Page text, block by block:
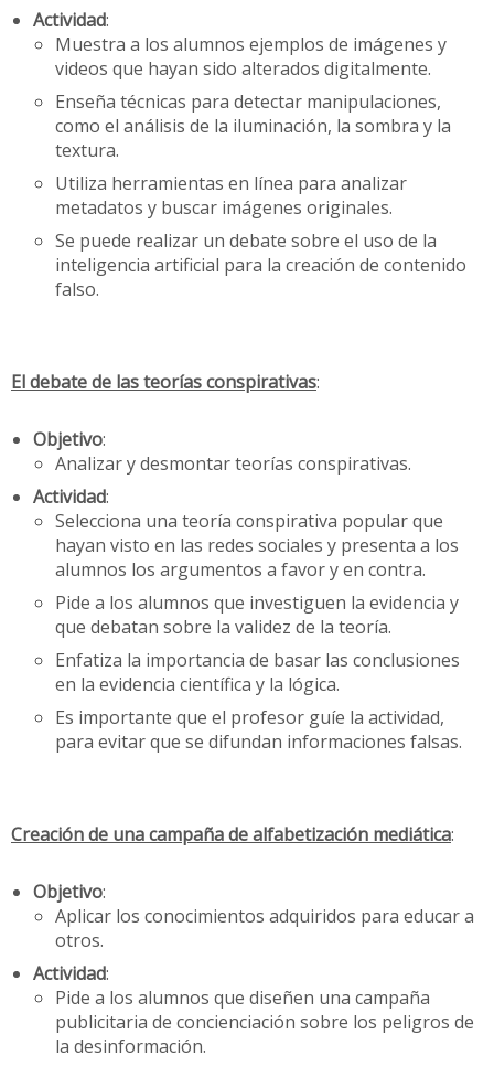
Actividad:
Muestra a los alumnos ejemplos de imágenes y
videos que hayan sido alterados digitalmente.
Enseña técnicas para detectar manipulaciones,
como el análisis de la iluminación, la sombra y la
textura.
Utiliza herramientas en línea para analizar
metadatos y buscar imágenes originales.
Se puede realizar un debate sobre el uso de la
inteligencia artificial para la creación de contenido
falso.
El debate de las teorías conspirativas:
Objetivo:
Analizar y desmontar teorías conspirativas.
Actividad:
Selecciona una teoría conspirativa popular que
hayan visto en las redes sociales y presenta a los
alumnos los argumentos a favor y en contra.
Pide a los alumnos que investiguen la evidencia y
que debatan sobre la validez de la teoría.
Enfatiza la importancia de basar las conclusiones
en la evidencia científica y la lógica.
Es importante que el profesor guíe la actividad,
para evitar que se difundan informaciones falsas.
Creación de una campaña de alfabetización mediática:
Objetivo:
Aplicar los conocimientos adquiridos para educar a
otros.
Actividad:
Pide a los alumnos que diseñen una campaña
publicitaria de concienciación sobre los peligros de
la desinformación.